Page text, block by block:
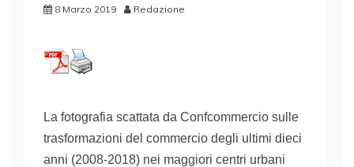
8 Marzo 2019 Redazione
La fotografia scattata da Confcommercio sulle
trasformazioni del commercio degli ultimi dieci
anni (2008-2018) nei maggiori centri urbani